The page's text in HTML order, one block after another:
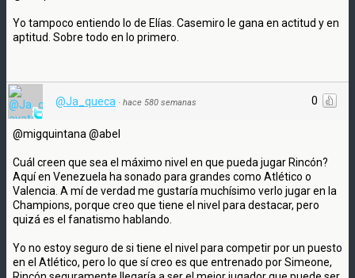
Yo tampoco entiendo lo de Elías. Casemiro le gana en actitud y en
aptitud. Sobre todo en lo primero.
0
@Ja_queca · hace 580 semanas
@migquintana @abel
Cuál creen que sea el máximo nivel en que pueda jugar Rincón?
Aquí en Venezuela ha sonado para grandes como Atlético o
Valencia. A mí de verdad me gustaría muchísimo verlo jugar en la
Champions, porque creo que tiene el nivel para destacar, pero
quizá es el fanatismo hablando.
Yo no estoy seguro de si tiene el nivel para competir por un puesto
en el Atlético, pero lo que sí creo es que entrenado por Simeone,